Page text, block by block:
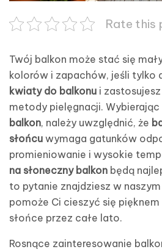
Rate this
Twój balkon może stać się
kolorów i zapachów, jeśli tylko
kwiaty do balkonu i
metody pielęgnacji. Wybierając
balkon, należy uwzględnić, że
słońcu wymaga gatunków
promieniowanie i wysokie
na słoneczny balkon będą
to pytanie znajdziesz w
pomoże Ci cieszyć się
słońce przez całe lato.
Rosnące zainteresowanie